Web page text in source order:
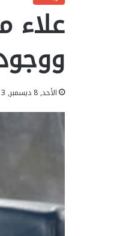
الأحد, 8 ديسمبر, 2013 6:28 م